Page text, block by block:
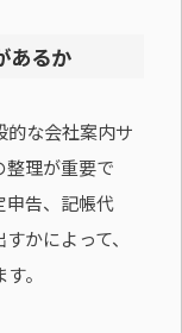
あるか
的な会社案内サ
整理が重要で
申告、記帳代
かによって、
。